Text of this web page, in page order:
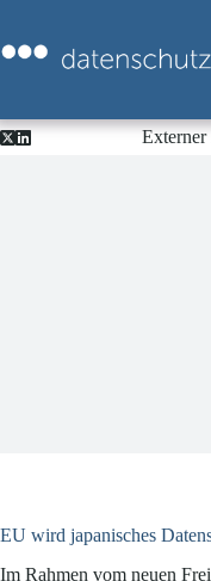
springen
EU wird japanisches
Im Rahmen vom neuen